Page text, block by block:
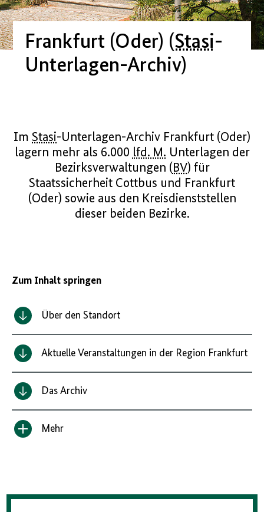
Frankfurt (Oder) (Stasi-
Unterlagen-Archiv)
Im Stasi-Unterlagen-Archiv Frankfurt (Oder)
lagern mehr als 6.000 lfd. M. Unterlagen der
Bezirksverwaltungen ( BV) für
Staatssicherheit Cottbus und Frankfurt
(Oder) sowie aus den Kreisdienststellen
dieser beiden Bezirke.
Zum Inhalt springen
Über den Standort
Aktuelle Veranstaltungen in der Region Frankfurt
Das Archiv
Inhalt
Mehr